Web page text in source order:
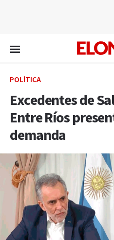
POLÍTICA
Excedentes de
Entre Ríos
demanda